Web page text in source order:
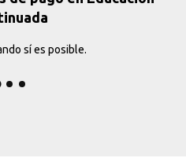
sí es posible.